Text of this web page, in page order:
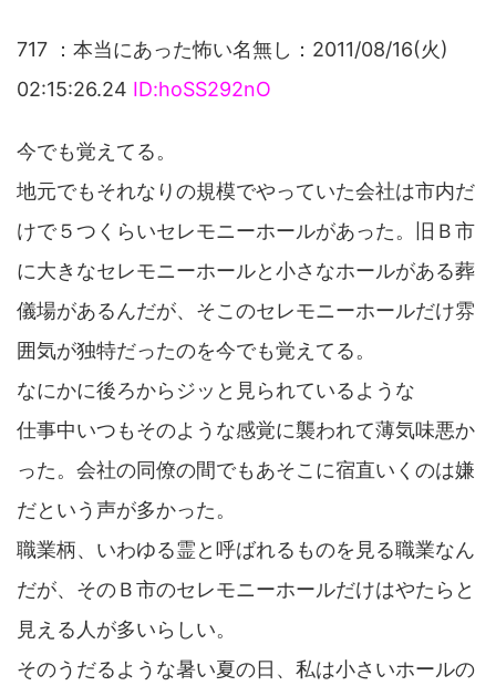
717 ：本当にあった怖い名無し：2011/08/16(火)
02:15:26.24 ID:hoSS292nO
今でも覚えてる。
地元でもそれなりの規模でやっていた会社は市内だ
けで５つくらいセレモニーホールがあった。旧Ｂ市
に大きなセレモニーホールと小さなホールがある葬
儀場があるんだが、そこのセレモニーホールだけ雰
囲気が独特だったのを今でも覚えてる。
なにかに後ろからジッと見られているような
仕事中いつもそのような感覚に襲われて薄気味悪か
った。会社の同僚の間でもあそこに宿直いくのは嫌
だという声が多かった。
職業柄、いわゆる霊と呼ばれるものを見る職業なん
だが、そのＢ市のセレモニーホールだけはやたらと
見える人が多いらしい。
そのうだるような暑い夏の日、私は小さいホールの